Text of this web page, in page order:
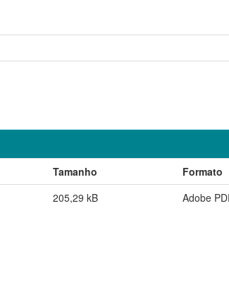
Tamanho
Formato
205,29 kB Adobe